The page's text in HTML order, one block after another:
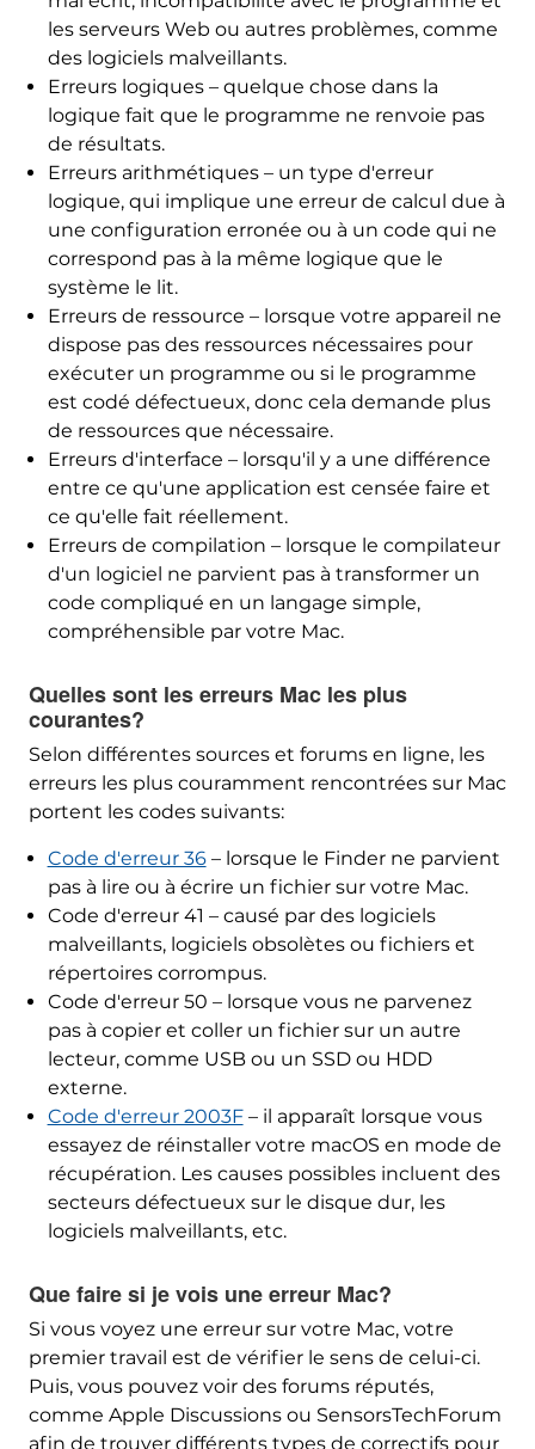
les serveurs Web ou autres problèmes, comme
des logiciels malveillants.
Erreurs logiques – quelque chose dans la
logique fait que le programme ne renvoie pas
de résultats.
Erreurs arithmétiques – un type d'erreur
logique, qui implique une erreur de calcul due à
une configuration erronée ou à un code qui ne
correspond pas à la même logique que le
système le lit.
Erreurs de ressource – lorsque votre appareil ne
dispose pas des ressources nécessaires pour
exécuter un programme ou si le programme
est codé défectueux, donc cela demande plus
de ressources que nécessaire.
Erreurs d'interface – lorsqu'il y a une différence
entre ce qu'une application est censée faire et
ce qu'elle fait réellement.
Erreurs de compilation – lorsque le compilateur
d'un logiciel ne parvient pas à transformer un
code compliqué en un langage simple,
compréhensible par votre Mac.
Quelles sont les erreurs Mac les plus
courantes?
Selon différentes sources et forums en ligne, les
erreurs les plus couramment rencontrées sur Mac
portent les codes suivants:
Code d'erreur 36– lorsque le Finder ne parvient
pas à lire ou à écrire un fichier sur votre Mac.
Code d'erreur 41 – causé par des logiciels
malveillants, logiciels obsolètes ou fichiers et
répertoires corrompus.
Code d'erreur 50 – lorsque vous ne parvenez
pas à copier et coller un fichier sur un autre
lecteur, comme USB ou un SSD ou HDD
externe.
Code d'erreur 2003F– il apparaît lorsque vous
essayez de réinstaller votre macOS en mode de
récupération. Les causes possibles incluent des
secteurs défectueux sur le disque dur, les
logiciels malveillants, etc.
Que faire si je vois une erreur Mac?
Si vous voyez une erreur sur votre Mac, votre
premier travail est de vérifier le sens de celui-ci.
Puis, vous pouvez voir des forums réputés,
comme Apple Discussions ou SensorsTechForum
afin de trouver différents types de correctifs pour